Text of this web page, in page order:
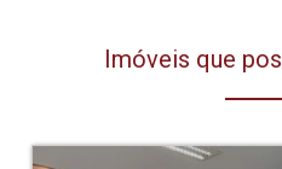
Imóveis que